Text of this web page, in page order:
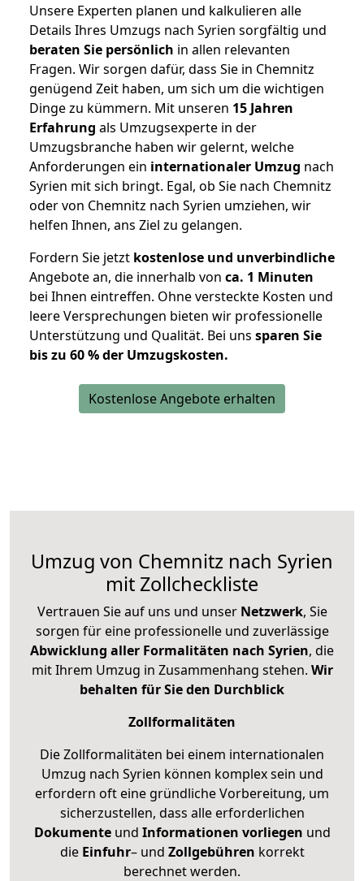
Unsere Experten planen und kalkulieren alle
Details Ihres Umzugs nach Syrien sorgfältig und
beraten Sie persönlich in allen relevanten
Fragen. Wir sorgen dafür, dass Sie in Chemnitz
genügend Zeit haben, um sich um die wichtigen
Dinge zu kümmern. Mit unseren 15 Jahren
Erfahrung als Umzugsexperte in der
Umzugsbranche haben wir gelernt, welche
Anforderungen ein internationaler Umzug nach
Syrien mit sich bringt. Egal, ob Sie nach Chemnitz
oder von Chemnitz nach Syrien umziehen, wir
helfen Ihnen, ans Ziel zu gelangen.
Fordern Sie jetzt kostenlose und unverbindliche
Angebote an, die innerhalb von ca. 1 Minuten
bei Ihnen eintreffen. Ohne versteckte Kosten und
leere Versprechungen bieten wir professionelle
Unterstützung und Qualität. Bei uns sparen Sie
bis zu 60 % der Umzugskosten.
Kostenlose Angebote erhalten
Umzug von Chemnitz nach Syrien
mit Zollcheckliste
Vertrauen Sie auf uns und unser Netzwerk, Sie
sorgen für eine professionelle und zuverlässige
Abwicklung aller Formalitäten nach Syrien, die
mit Ihrem Umzug in Zusammenhang stehen. Wir
behalten für Sie den Durchblick
Zollformalitäten
Die Zollformalitäten bei einem internationalen
Umzug nach Syrien können komplex sein und
erfordern oft eine gründliche Vorbereitung, um
sicherzustellen, dass alle erforderlichen
Dokumenteund Informationen vorliegen und
die Einfuhr– und Zollgebühren korrekt
berechnet werden.